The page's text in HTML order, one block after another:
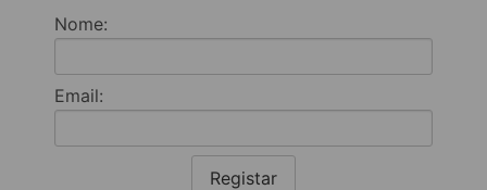
Nome:
Email:
Registar